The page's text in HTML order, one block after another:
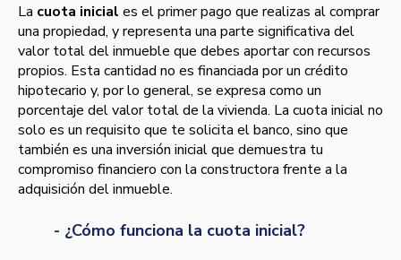
La cuota inicial es el primer pago que realizas al comprar
una propiedad, y representa una parte significativa del
valor total del inmueble que debes aportar con recursos
propios. Esta cantidad no es financiada por un crédito
hipotecario y, por lo general, se expresa como un
porcentaje del valor total de la vivienda. La cuota inicial no
solo es un requisito que te solicita el banco, sino que
también es una inversión inicial que demuestra tu
compromiso financiero con la constructora frente a la
adquisición del inmueble.
- ¿Cómo funciona la cuota inicial?